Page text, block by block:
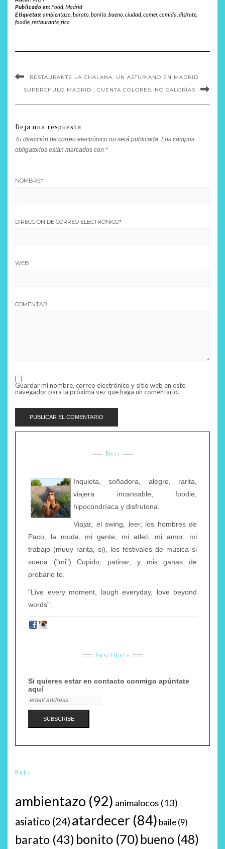
Publicado en:Food ,Madrid
Etiquetas: ambientazo, barato, bonito, bueno, ciudad, comer, comida disfrute,
foodie restaurante rico
RESTAURANTE LA CHALANA, UN ASTURIANO EN MADRID
SUPERCHULO MADRID : CUENTA COLORES, NO CALORÍAS
Deja una respuesta
Tu dirección de correo electrónico no será publicada. Los campos
obligatorios están marcados con *
NOMBRE*
DIRECCIÓN DE CORREO ELECTRÓNICO*
WEB
COMENTAR
Guardar mi nombre, correo electrónico y sitio web en este
navegador para la próxima vez que haga un comentario.
Meri
Inquieta, soñadora, alegre, rarita,
viajera incansable, foodie,
hipocondríaca y disfrutona.
Viajar, el swing, leer, los hombres de
Paco, la moda, mi gente, mi atleti, mi amor, mi
trabajo (muuy rarita, si), los festivales de música si
suena ("mi") Cupido, patinar, y mis ganas de
probarlo to.
"Live every moment, laugh everyday, love beyond
words".
Suscríbete
Si quieres estar en contacto conmigo apúntate
aquí
Nube
ambientazo (92) animalocos (13)
asiatico (24) atardecer (84) baile (9)
barato (43) bonito (70) bueno (48)